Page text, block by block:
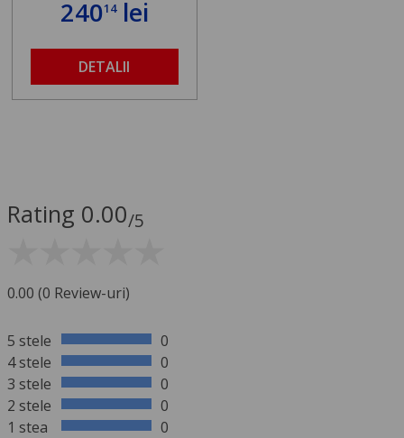
24014lei
DETALII
Rating 0.00/5
0.00 (0 Review-uri)
5 stele
0
4 stele
0
3 stele
0
2 stele
0
1 stea
0